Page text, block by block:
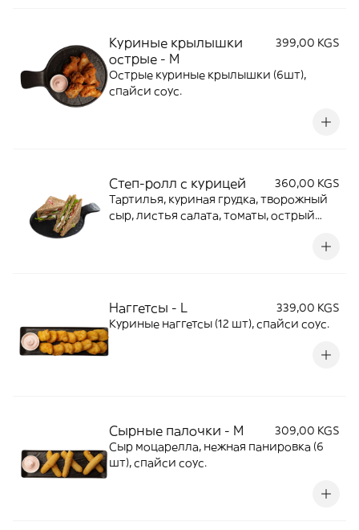
Куриные крылышки
острые - М
399,00 KGS
Острые куриные крылышки (6шт),
спайси соус.
Степ-ролл с курицей
360,00 KGS
Тартилья, куриная грудка, творожный
сыр, листья салата, томаты, острый
Наггетсы - L
339,00 KGS
Куриные наггетсы (12 шт), спайси соус.
Сырные палочки - М
309,00 KGS
Сыр моцарелла, нежная панировка (6
шт), спайси соус.